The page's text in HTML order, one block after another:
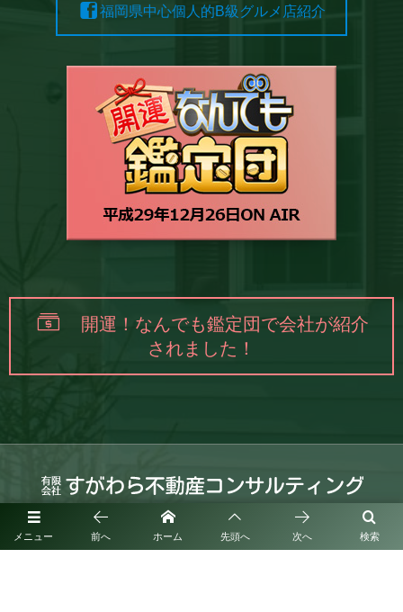
メニュー 検索
前へ ホーム 先頭へ 次へ
福岡県中心個人的B級グルメ店紹介
開運！なんでも鑑定団で会社が紹介
されました！
福岡県筑紫野市紫1丁目3番24-209号